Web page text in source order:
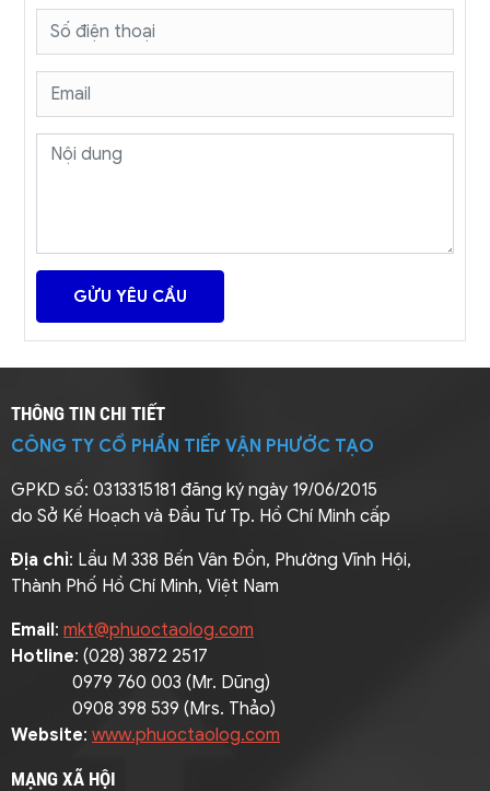
THÔNG TIN CHI TIẾT
CÔNG TY CỔ PHẦN TIẾP VẬN PHƯỚC TẠO
GPKD số: 0313315181 đăng ký ngày 19/06/2015
do Sở Kế Hoạch và Đầu Tư Tp. Hồ Chí Minh cấp
Địa chỉ: Lầu M 338 Bến Vân Đồn, Phường Vĩnh Hội,
Thành Phố Hồ Chí Minh, Việt Nam
Email: mkt@phuoctaolog.com
Hotline: (028) 3872 2517
0979 760 003 (Mr. Dũng)
0908 398 539 (Mrs. Thảo)
Website: www.phuoctaolog.com
MẠNG XÃ HỘI